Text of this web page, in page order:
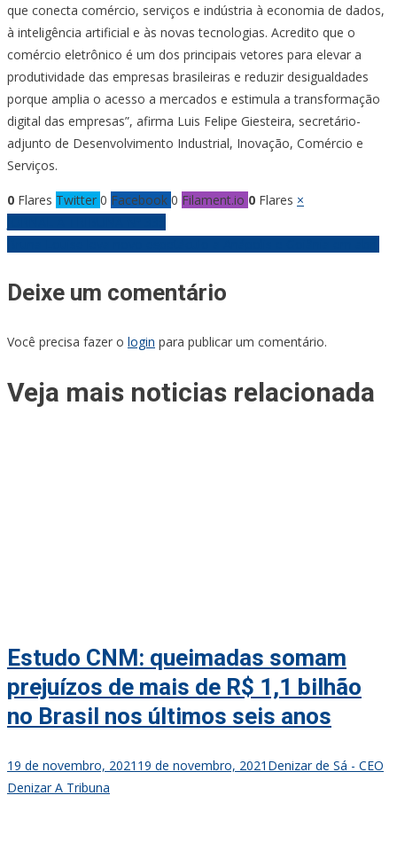
que conecta comércio, serviços e indústria à economia de dados,
à inteligência artificial e às novas tecnologias. Acredito que o
comércio eletrônico é um dos principais vetores para elevar a
produtividade das empresas brasileiras e reduzir desigualdades
porque amplia o acesso a mercados e estimula a transformação
digital das empresas”, afirma Luis Felipe Giesteira, secretário-
adjunto de Desenvolvimento Industrial, Inovação, Comércio e
Serviços.
0 Flares Twitter 0 Facebook 0 Filament.io 0 Flares ×
Navegação
de
Post
Deixe um comentário
Você precisa fazer o login para publicar um comentário.
Veja mais noticias relacionada
Estudo CNM: queimadas somam
prejuízos de mais de R$ 1,1 bilhão
no Brasil nos últimos seis anos
19 de novembro, 2021 19 de novembro, 2021 Denizar de Sá - CEO
Denizar A Tribuna